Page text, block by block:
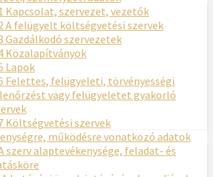
Kapcsolat, szervezet, vezetők
A felügyelt költségvetési szervek
Gazdálkodó szervezetek
Közalapítványok
Lapok
Felettes, felügyeleti, törvényességi
vagy felügyeletet gyakorló
Költségvetési szervek
működésre vonatkozó adatok
szerv alaptevékenysége, feladat- és